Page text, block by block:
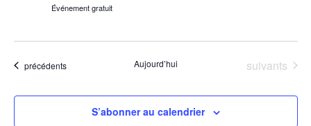
Événement gratuit
Évènements
précédents Aujourd’hui Évènements
suivants
S’abonner au calendrier